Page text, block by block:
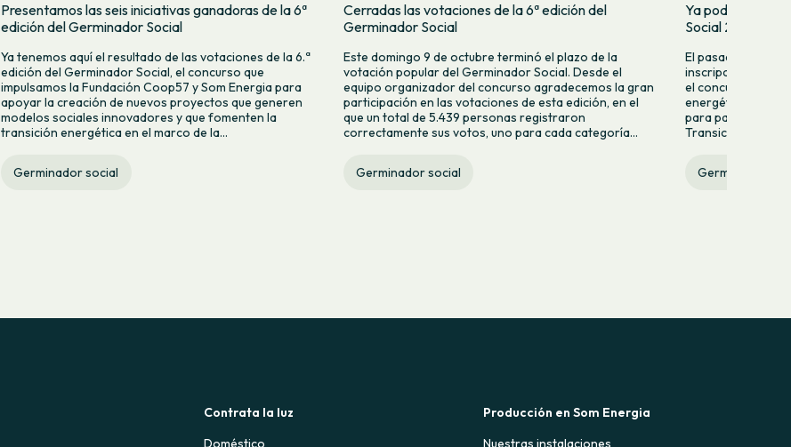
Presentamos las seis iniciativas ganadoras de la 6ª
edición del Germinador Social
Ya tenemos aquí el resultado de las votaciones de la 6.ª
edición del Germinador Social, el concurso que
impulsamos la Fundación Coop57 y Som Energia para
apoyar la creación de nuevos proyectos que generen
modelos sociales innovadores y que fomenten la
transición energética en el marco de la...
Germinador social
Cerradas las votaciones de la 6ª edición del
Germinador Social
Este domingo 9 de octubre terminó el plazo de la
votación popular del Germinador Social. Desde el
equipo organizador del concurso agradecemos la gran
participación en las votaciones de esta edición, en el
que un total de 5.439 personas registraron
correctamente sus votos, uno para cada categoría...
Germinador social
Ya podéis votar
Social 2022
El pasado mes de
inscripciones de
el concurso de
energética. Del
para participar,
Transición
Germinador
Contrata la luz
Doméstico
Producción en Som Energia
Nuestras instalaciones